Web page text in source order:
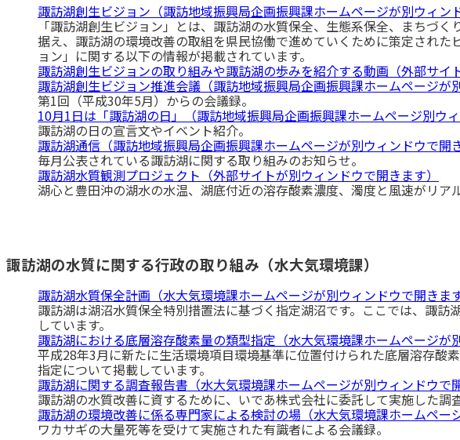
諏訪湖創生ビジョン（諏訪地域振興局企画振興課ホームページが別ウィン
「諏訪湖創生ビジョン」とは、諏訪湖の水質保全、生態系保全、まちづ
据え、諏訪湖の環境改善の取組を県民協働で進めていくために策定され
ョン」に関する以下の情報が掲載されています。
諏訪湖創生ビジョンの取り組みや諏訪湖の歩みを紹介する動画（外部サイ
諏訪湖創生ビジョン推進会議（諏訪地域振興局企画振興課ホームページが
第1回（平成30年5月）からの会議録。
10月1日は「諏訪湖の日」（諏訪地域振興局企画振興課ホームページ別ウィ
諏訪湖の日の宣言文やイベント紹介。
諏訪湖通信（諏訪地域振興局企画振興課ホームページが別ウィンドウで開き
毎月公表されている諏訪湖に関する取り組みのお知らせ。
諏訪湖水質観測プロジェクト（外部サイトが別ウィンドウで開きます）
湖心と豊田沖の湖水の水温、湖底付近の溶存酸素濃度、濁度と風速がリア
諏訪湖の水質に関する行政の取り組み（水大気環境課）
諏訪湖水質保全計画（水大気環境課ホームページが別ウィンドウで開きます
諏訪湖は湖沼水質保全特別措置法に基づく指定湖沼です。ここでは、諏
しています。
諏訪湖における底層溶存酸素量の類型指定（水大気環境課ホームページが
平成28年3月に新たに生活環境項目環境基準に位置付けられた底層溶存酸
指定について掲載しています。
諏訪湖に関する調査報告書（水大気環境課ホームページが別ウィンドウで
諏訪湖の水質改善に資するために、いであ株式会社に委託して実施した調
諏訪湖の環境改善に係る専門家による検討の場（水大気環境課ホームペー
ワカサギの大量死等を受けて実施された有識者による会議録。